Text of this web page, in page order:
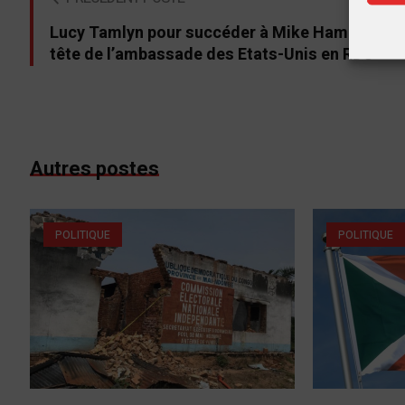
Lucy Tamlyn pour succéder à Mike Hammer à la
tête de l’ambassade des Etats-Unis en RDC
Autres postes
POLITIQUE POLITIQUE